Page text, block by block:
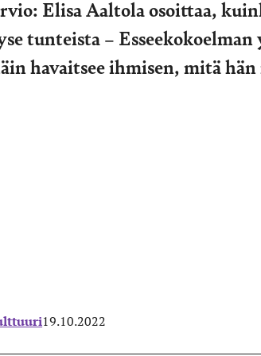
Elisa Aaltola osoittaa,
tunteista –
havaitsee ihmisen, mitä hän
19.10.2022